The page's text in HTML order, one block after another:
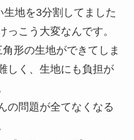
地を3分割してました
っこう大変なんです。
形の生地ができてしま
しく、生地にも負担が
の問題が全てなくなる